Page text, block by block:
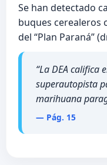
Se han detectado
buques cerealeros
del “Plan Paraná”
“La DEA califica
superautopista
marihuana
— Pág. 15